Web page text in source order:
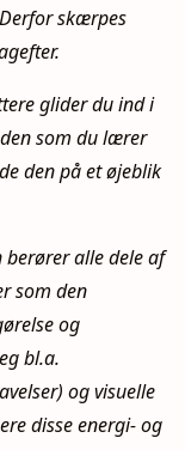
skærpes
glider du ind i
som du lærer
den på et øjeblik
berører alle dele af
som den
og
bl.a.
og visuelle
disse energi- og